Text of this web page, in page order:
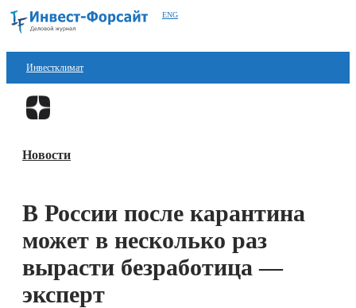
ENG
Инвестклимат
Финансы
Блокчейн
Книги
Новости
В России после карантина
может в несколько раз
вырасти безработица —
эксперт